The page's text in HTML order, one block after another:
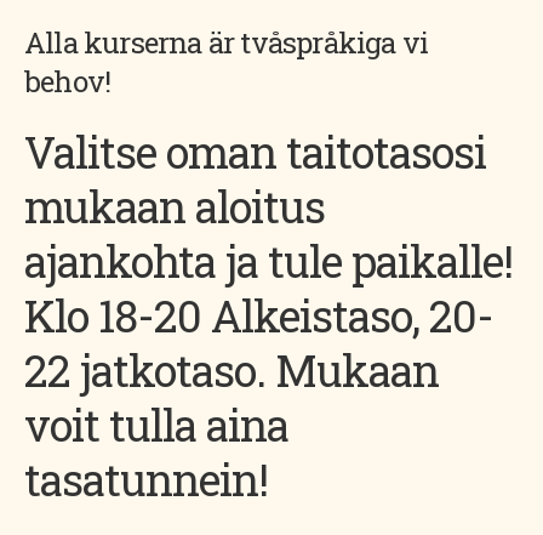
Alla kurserna är tvåspråkiga vi
behov!
Valitse oman taitotasosi
mukaan aloitus
ajankohta ja tule paikalle!
Klo 18-20 Alkeistaso, 20-
22 jatkotaso. Mukaan
voit tulla aina
tasatunnein!